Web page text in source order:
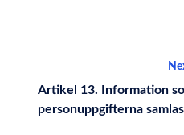
Artikel 13. Information
personuppgifterna